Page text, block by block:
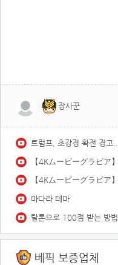
장사꾼
마다라 테마
탈론으로 100점 받는 방법
베픽 보증업체